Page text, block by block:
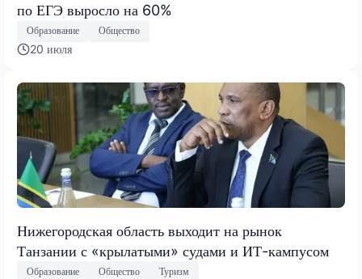
по ЕГЭ выросло на 60%
Образование Общество
20 июля
Нижегородская область выходит на рынок
Танзании с «крылатыми» судами и ИТ-кампусом
Образование Общество Туризм